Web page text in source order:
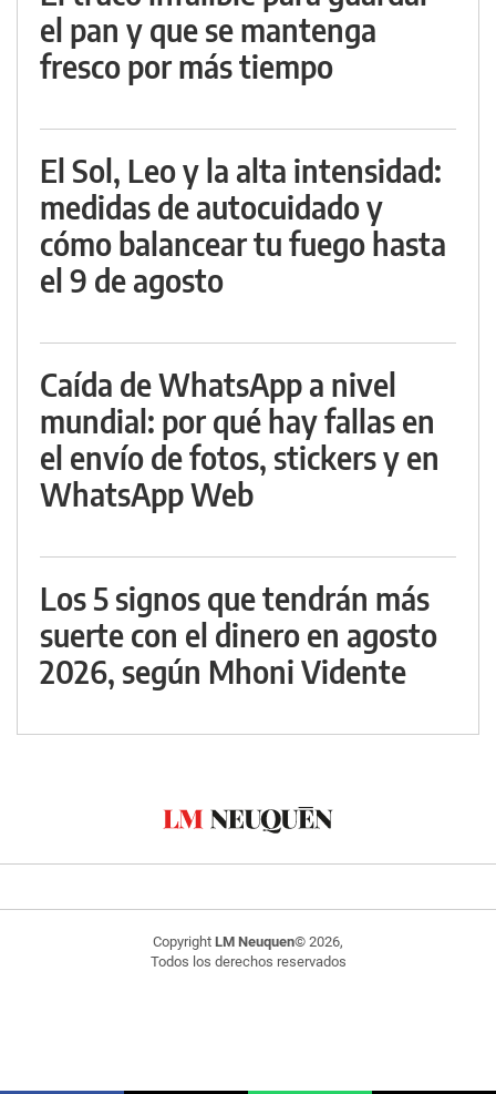
el pan y que se mantenga
fresco por más tiempo
El Sol, Leo y la alta intensidad:
medidas de autocuidado y
cómo balancear tu fuego hasta
el 9 de agosto
Caída de WhatsApp a nivel
mundial: por qué hay fallas en
el envío de fotos, stickers y en
WhatsApp Web
Los 5 signos que tendrán más
suerte con el dinero en agosto
2026, según Mhoni Vidente
Copyright LM Neuquen© 2026,
Todos los derechos reservados